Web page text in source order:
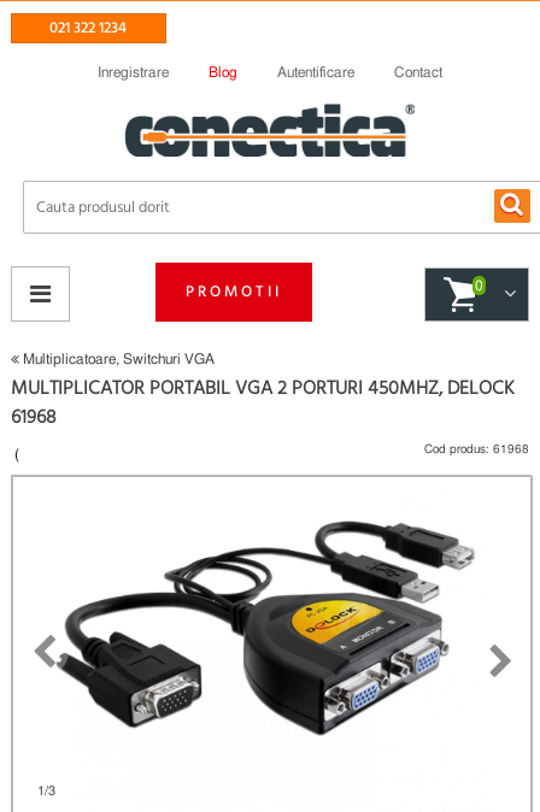
021 322 1234
Inregistrare Blog Autentificare Contact
PROMOTII 0
Multiplicatoare, Switchuri VGA
1/3
MULTIPLICATOR PORTABIL VGA 2 PORTURI 450MHZ, DELOCK
61968
(
Fii primul care scrie un review
Cod produs: 61968